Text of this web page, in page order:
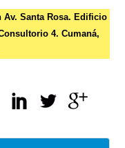
Av. Santa Rosa. Edificio
4. Cumaná,